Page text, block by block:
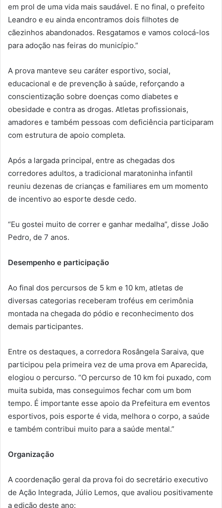
em prol de uma vida mais saudável. E no final, o prefeito
Leandro e eu ainda encontramos dois filhotes de
cãezinhos abandonados. Resgatamos e vamos colocá-los
para adoção nas feiras do município.”
A prova manteve seu caráter esportivo, social,
educacional e de prevenção à saúde, reforçando a
conscientização sobre doenças como diabetes e
obesidade e contra as drogas. Atletas profissionais,
amadores e também pessoas com deficiência participaram
com estrutura de apoio completa.
Após a largada principal, entre as chegadas dos
corredores adultos, a tradicional maratoninha infantil
reuniu dezenas de crianças e familiares em um momento
de incentivo ao esporte desde cedo.
“Eu gostei muito de correr e ganhar medalha”, disse João
Pedro, de 7 anos.
Desempenho e participação
Ao final dos percursos de 5 km e 10 km, atletas de
diversas categorias receberam troféus em cerimônia
montada na chegada do pódio e reconhecimento dos
demais participantes.
Entre os destaques, a corredora Rosângela Saraiva, que
participou pela primeira vez de uma prova em Aparecida,
elogiou o percurso. “O percurso de 10 km foi puxado, com
muita subida, mas conseguimos fechar com um bom
tempo. É importante esse apoio da Prefeitura em eventos
esportivos, pois esporte é vida, melhora o corpo, a saúde
e também contribui muito para a saúde mental.”
Organização
A coordenação geral da prova foi do secretário executivo
de Ação Integrada, Júlio Lemos, que avaliou positivamente
a edição deste ano: